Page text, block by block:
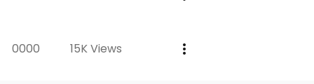
0000 15K Views